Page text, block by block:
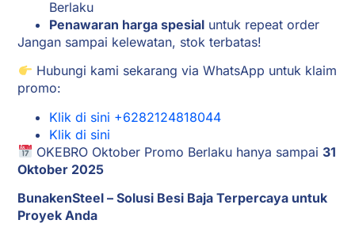
Berlaku
Penawaran harga spesial untuk repeat order
Jangan sampai kelewatan, stok terbatas!
Hubungi kami sekarang via WhatsApp untuk klaim
promo:
Klik di sini +6282124818044
Klik di sini
OKEBRO Oktober Promo Berlaku hanya sampai 31
Oktober 2025
BunakenSteel – Solusi Besi Baja Terpercaya untuk
Proyek Anda